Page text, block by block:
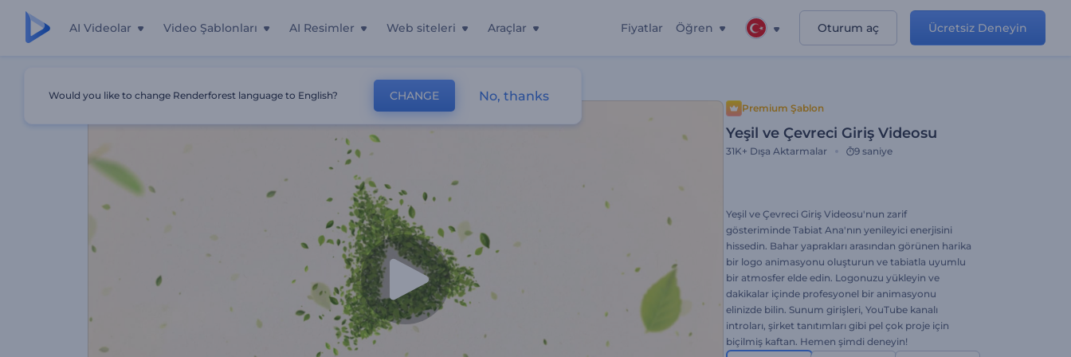
AI Videolar Video Şablonları AI Resimler Web siteleri Araçlar Fiyatlar Öğren Oturum aç Ücretsiz Deneyin
Premium Şablon
Yeşil ve Çevreci Giriş Videosu
31K+ Dışa Aktarmalar 9 saniye
Yeşil ve Çevreci Giriş Videosu'nun zarif
gösteriminde Tabiat Ana'nın yenileyici enerjisini
hissedin. Bahar yaprakları arasından görünen harika
bir logo animasyonu oluşturun ve tabiatla uyumlu
bir atmosfer elde edin. Logonuzu yükleyin ve
dakikalar içinde profesyonel bir animasyonu
elinizde bilin. Sunum girişleri, YouTube kanalı
introları, şirket tanıtımları gibi pel çok proje için
biçilmiş kaftan. Hemen şimdi deneyin!
Would you like to change Renderforest language to English? CHANGE No, thanks